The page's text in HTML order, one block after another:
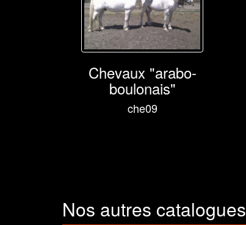
Chevaux "arabo-
boulonais"
che09
Nos autres catalogues